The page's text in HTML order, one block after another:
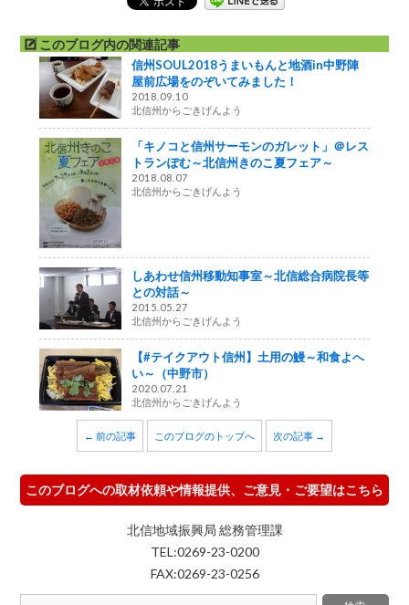
このブログ内の関連記事
信州SOUL2018うまいもんと地酒in中野陣
屋前広場をのぞいてみました！
2018.09.10
北信州からごきげんよう
「キノコと信州サーモンのガレット」＠レス
トランぽむ～北信州きのこ夏フェア～
2018.08.07
北信州からごきげんよう
しあわせ信州移動知事室～北信総合病院長等
との対話～
2015.05.27
北信州からごきげんよう
【#テイクアウト信州】土用の鰻～和食よへ
い～（中野市）
2020.07.21
北信州からごきげんよう
← 前の記事 このブログのトップへ 次の記事 →
このブログへの取材依頼や情報提供、ご意見・ご要望はこちら
北信地域振興局 総務管理課
TEL:0269-23-0200
FAX:0269-23-0256